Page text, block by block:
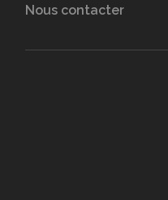
Nous contacter